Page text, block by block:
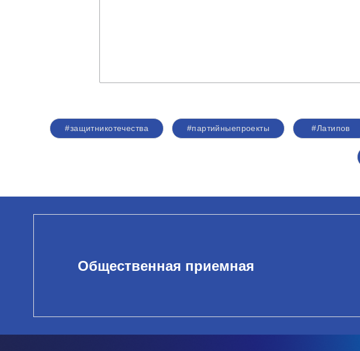
#защитникотечества #партийныепроекты #Латипов
Общественная приемная